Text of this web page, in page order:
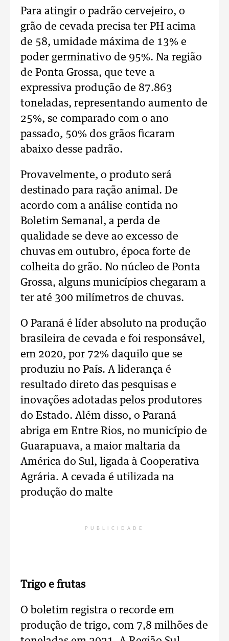
Para atingir o padrão cervejeiro, o
grão de cevada precisa ter PH acima
de 58, umidade máxima de 13% e
poder germinativo de 95%. Na região
de Ponta Grossa, que teve a
expressiva produção de 87.863
toneladas, representando aumento de
25%, se comparado com o ano
passado, 50% dos grãos ficaram
abaixo desse padrão.
Provavelmente, o produto será
destinado para ração animal. De
acordo com a análise contida no
Boletim Semanal, a perda de
qualidade se deve ao excesso de
chuvas em outubro, época forte de
colheita do grão. No núcleo de Ponta
Grossa, alguns municípios chegaram a
ter até 300 milímetros de chuvas.
O Paraná é líder absoluto na produção
brasileira de cevada e foi responsável,
em 2020, por 72% daquilo que se
produziu no País. A liderança é
resultado direto das pesquisas e
inovações adotadas pelos produtores
do Estado. Além disso, o Paraná
abriga em Entre Rios, no município de
Guarapuava, a maior maltaria da
América do Sul, ligada à Cooperativa
Agrária. A cevada é utilizada na
produção do malte
PUBLICIDADE
Trigo e frutas
O boletim registra o recorde em
produção de trigo, com 7,8 milhões de